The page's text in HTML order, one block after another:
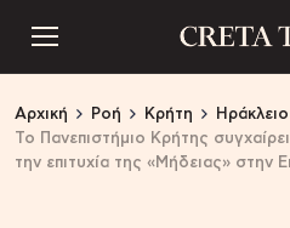
Αρχική Ροή Κρήτη
Ηράκλειο
Το Πανεπιστήμιο Κρήτης
την επιτυχία της «Μήδειας» στην